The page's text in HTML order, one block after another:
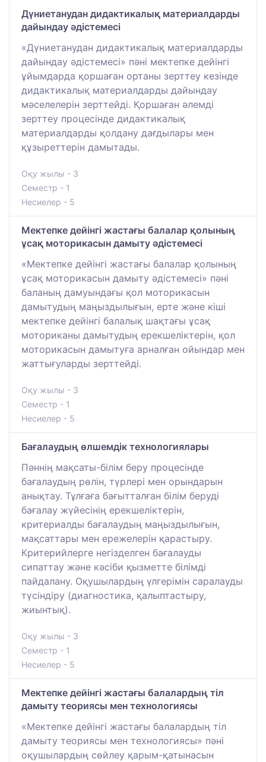
Дүниетанудан дидактикалық материалдарды
дайындау әдістемесі
«Дүниетанудан дидактикалық материалдарды
дайындау әдістемесі» пәні мектепке дейінгі
ұйымдарда қоршаған ортаны зерттеу кезінде
дидактикалық материалдарды дайындау
мәселелерін зерттейді. Қоршаған әлемді
зерттеу процесінде дидактикалық
материалдарды қолдану дағдылары мен
құзыреттерін дамытады.
Оқу жылы - 3
Семестр - 1
Несиелер - 5
Мектепке дейінгі жастағы балалар қолының
ұсақ моторикасын дамыту әдістемесі
«Мектепке дейінгі жастағы балалар қолының
ұсақ моторикасын дамыту әдістемесі» пәні
баланың дамуындағы қол моторикасын
дамытудың маңыздылығын, ерте және кіші
мектепке дейінгі балалық шақтағы ұсақ
моториканы дамытудың ерекшеліктерін, қол
моторикасын дамытуға арналған ойындар мен
жаттығуларды зерттейді.
Оқу жылы - 3
Семестр - 1
Несиелер - 5
Бағалаудың өлшемдік технологиялары
Пәннің мақсаты-білім беру процесінде
бағалаудың рөлін, түрлері мен орындарын
анықтау. Тұлғаға бағытталған білім беруді
бағалау жүйесінің ерекшеліктерін,
критериалды бағалаудың маңыздылығын,
мақсаттары мен ережелерін қарастыру.
Критерийлерге негізделген бағалауды
сипаттау және кәсіби қызметте білімді
пайдалану. Оқушылардың үлгерімін саралауды
түсіндіру (диагностика, қалыптастыру,
жиынтық).
Оқу жылы - 3
Семестр - 1
Несиелер - 5
Мектепке дейінгі жастағы балалардың тіл
дамыту теориясы мен технологиясы
«Мектепке дейінгі жастағы балалардың тіл
дамыту теориясы мен технологиясы» пәні
оқушылардың сөйлеу қарым-қатынасын